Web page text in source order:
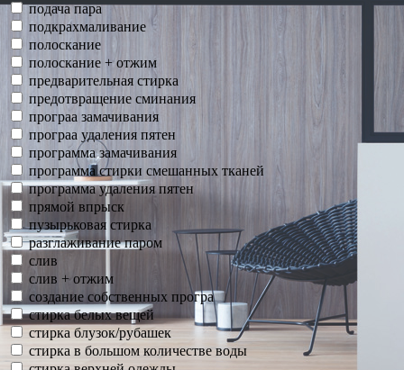
подача пара
подкрахмаливание
полоскание
полоскание + отжим
предварительная стирка
предотвращение сминания
програа замачивания
програа удаления пятен
программа замачивания
программа стирки смешанных тканей
программа удаления пятен
прямой впрыск
пузырьковая стирка
разглаживание паром
слив
слив + отжим
создание собственных програ
стирка белых вещей
стирка блузок/рубашек
стирка в большом количестве воды